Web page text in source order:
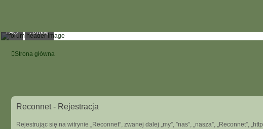
FAQ Szukaj
Strona główna
Reconnet - Rejestracja
Rejestrując się na witrynie „Reconnet”, zwanej dalej „my”, ”nas”, „nasza”,